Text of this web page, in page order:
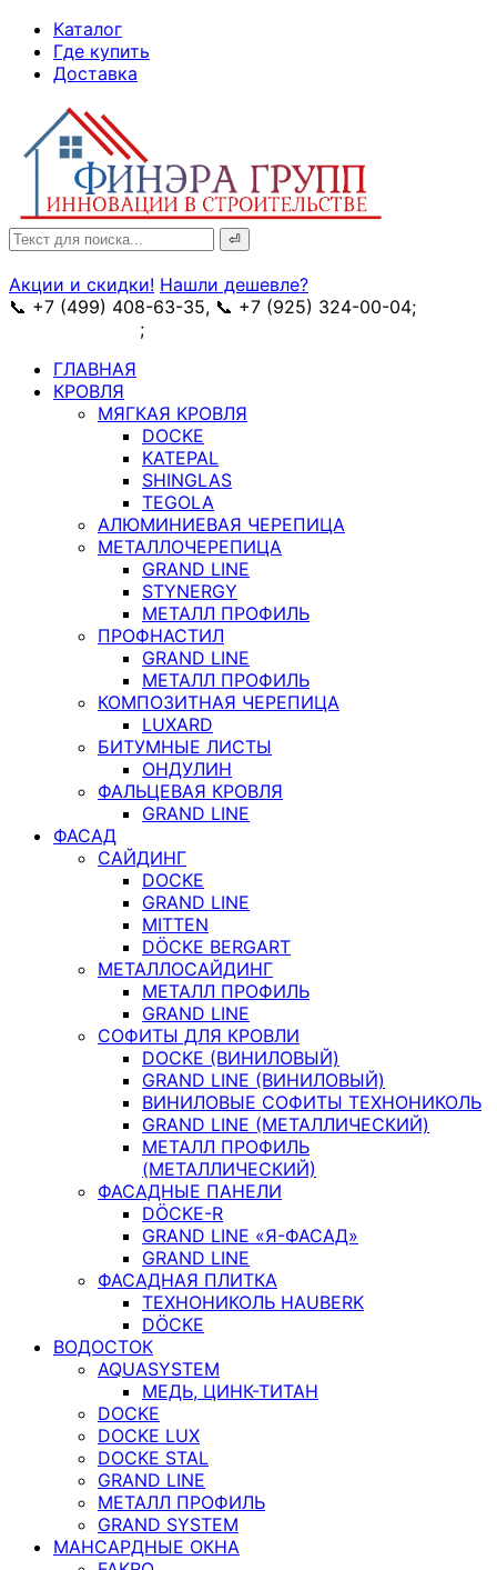
Skip
Content
Каталог
Где купить
Доставка
Search
for:
Акции и скидки! Нашли дешевле?
📞 +7 (499) 408-63-35, 📞 +7 (925) 324-00-04;
;
ГЛАВНАЯ
КРОВЛЯ
МЯГКАЯ КРОВЛЯ
DOCKE
KATEPAL
SHINGLAS
TEGOLA
АЛЮМИНИЕВАЯ ЧЕРЕПИЦА
МЕТАЛЛОЧЕРЕПИЦА
GRAND LINE
STYNERGY
МЕТАЛЛ ПРОФИЛЬ
ПРОФНАСТИЛ
GRAND LINE
МЕТАЛЛ ПРОФИЛЬ
КОМПОЗИТНАЯ ЧЕРЕПИЦА
LUXARD
БИТУМНЫЕ ЛИСТЫ
ОНДУЛИН
ФАЛЬЦЕВАЯ КРОВЛЯ
GRAND LINE
ФАСАД
САЙДИНГ
DOCKE
GRAND LINE
MITTEN
DÖCKE BERGART
МЕТАЛЛОСАЙДИНГ
МЕТАЛЛ ПРОФИЛЬ
GRAND LINE
СОФИТЫ ДЛЯ КРОВЛИ
DOCKE (ВИНИЛОВЫЙ)
GRAND LINE (ВИНИЛОВЫЙ)
ВИНИЛОВЫЕ СОФИТЫ ТЕХНОНИКОЛЬ
GRAND LINE (МЕТАЛЛИЧЕСКИЙ)
МЕТАЛЛ ПРОФИЛЬ
(МЕТАЛЛИЧЕСКИЙ)
ФАСАДНЫЕ ПАНЕЛИ
DÖCKE-R
GRAND LINE «Я-ФАСАД»
GRAND LINE
ФАСАДНАЯ ПЛИТКА
ТЕХНОНИКОЛЬ HAUBERK
DÖCKE
ВОДОСТОК
AQUASYSTEM
МЕДЬ, ЦИНК-ТИТАН
DOCKE
DOCKE LUX
DOCKE STAL
GRAND LINE
МЕТАЛЛ ПРОФИЛЬ
GRAND SYSTEM
МАНСАРДНЫЕ ОКНА